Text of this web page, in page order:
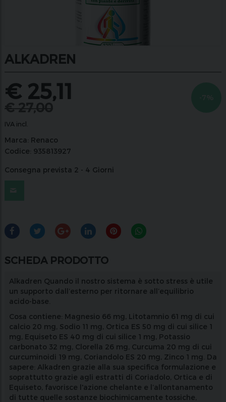
ALKADREN
€ 25,11
IVA incl.
Marca: Renaco
Codice: 935813927
Consegna prevista 2 - 4 Giorni
SCHEDA PRODOTTO
Alkadren Quando il nostro sistema è sotto stress è utile
un supporto dall’esterno per ritornare all’equilibrio
acido-base.
Cosa contiene: Magnesio 66 mg, Litotamnio 61 mg di cui
calcio 20 mg, Sodio 11 mg, Ortica ES 50 mg di cui silice 1
mg, Equiseto ES 40 mg di cui silice 1 mg, Potassio
carbonato 32 mg, Clorella 26 mg, Curcuma 20 mg di cui
curcuminoidi 19 mg, Coriandolo ES 20 mg, Zinco 1 mg. Da
sapere: Alkadren grazie alla sua specifica formulazione e
soprattutto grazie agli estratti di Coriadolo, Ortica e di
Equiseto, favorisce l'azione chelante e l’allontanamento
di tutte quelle sostanze biochimicamente tossiche,